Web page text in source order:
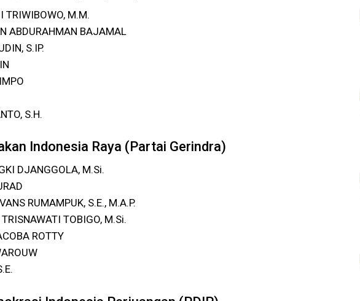
TRIWIBOWO, M.M.
ABDURAHMAN BAJAMAL
S.IP.
S.H.
Indonesia Raya (Partai Gerindra)
DJANGGOLA, M.Si.
RUMAMPUK, S.E., M.A.P.
TOBIGO, M.Si.
ROTTY